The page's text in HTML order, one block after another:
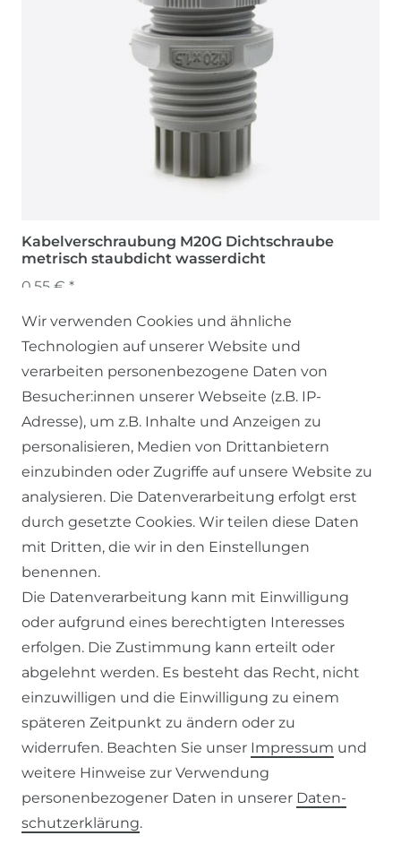
Kabelverschraubung M20G Dichtschraube
metrisch staubdicht wasserdicht
0,55 € *
SERVICE
KONTAKT
ZAHLUNG & VERSAND
WIDERRUFSFORMULAR
RECHTLICHES
WIDERRUFSRECHT
IMPRESSUM
Wir verwenden Cookies und ähnliche
Technologien auf unserer Website und
verarbeiten personenbezogene Daten von
Besucher:innen unserer Webseite (z.B. IP-
Adresse), um z.B. Inhalte und Anzeigen zu
personalisieren, Medien von Drittanbietern
einzubinden oder Zugriffe auf unsere Website zu
analysieren. Die Datenverarbeitung erfolgt erst
durch gesetzte Cookies. Wir teilen diese Daten
mit Dritten, die wir in den Einstellungen
benennen.
Die Datenverarbeitung kann mit Einwilligung
oder aufgrund eines berechtigten Interesses
erfolgen. Die Zustimmung kann erteilt oder
abgelehnt werden. Es besteht das Recht, nicht
einzuwilligen und die Einwilligung zu einem
späteren Zeitpunkt zu ändern oder zu
widerrufen. Beachten Sie unser Impressum und
weitere Hinweise zur Verwendung
personenbezogener Daten in unserer Daten­
schutz­erklärung.